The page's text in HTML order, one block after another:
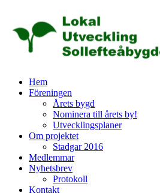
Hem
Föreningen
Årets bygd
Nominera till årets by!
Utvecklingsplaner
Om projektet
Stadgar 2016
Medlemmar
Nyhetsbrev
Protokoll
Kontakt